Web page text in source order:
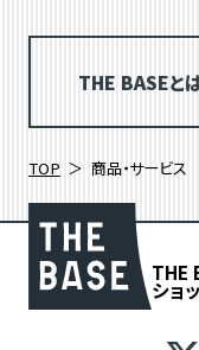
THE BASEと
TOP 商品・サービス
THE
ショ